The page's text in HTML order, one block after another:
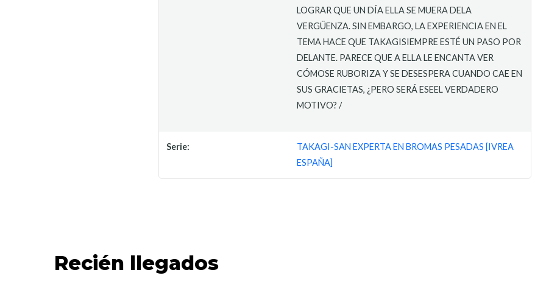
LOGRAR QUE UN DÍA ELLA SE MUERA DELA
VERGÜENZA. SIN EMBARGO, LA EXPERIENCIA EN EL
TEMA HACE QUE TAKAGISIEMPRE ESTÉ UN PASO POR
DELANTE. PARECE QUE A ELLA LE ENCANTA VER
CÓMOSE RUBORIZA Y SE DESESPERA CUANDO CAE EN
SUS GRACIETAS, ¿PERO SERÁ ESEEL VERDADERO
MOTIVO? /
Serie:
TAKAGI-SAN EXPERTA EN BROMAS PESADAS [IVREA
ESPAÑA]
Recién llegados